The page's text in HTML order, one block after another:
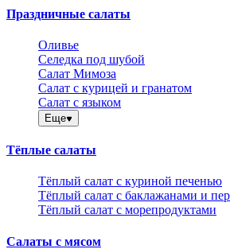
Праздничные салаты
Оливье
Селедка под шубой
Салат Мимоза
Салат с курицей и гранатом
Салат с языком
Еще
Тёплые салаты
Тёплый салат с куриной печенью
Тёплый салат с баклажанами и
Тёплый салат с морепродуктами
Салаты с мясом